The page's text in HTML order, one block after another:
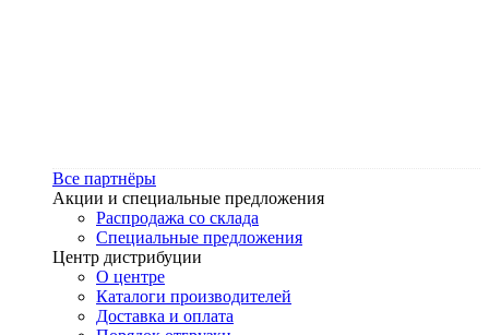
Все партнёры
Акции и специальные предложения
Распродажа со склада
Специальные предложения
Центр дистрибуции
О центре
Каталоги производителей
Доставка и оплата